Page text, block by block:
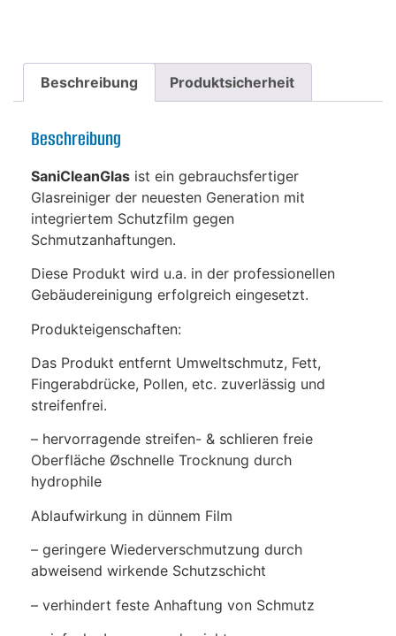
Beschreibung Produktsicherheit
Beschreibung
SaniCleanGlas ist ein gebrauchsfertiger
Glasreiniger der neuesten Generation mit
integriertem Schutzfilm gegen
Schmutzanhaftungen.
Diese Produkt wird u.a. in der professionellen
Gebäudereinigung erfolgreich eingesetzt.
Produkteigenschaften:
Das Produkt entfernt Umweltschmutz, Fett,
Fingerabdrücke, Pollen, etc. zuverlässig und
streifenfrei.
– hervorragende streifen- & schlieren freie
Oberfläche Øschnelle Trocknung durch
hydrophile
Ablaufwirkung in dünnem Film
– geringere Wiederverschmutzung durch
abweisend wirkende Schutzschicht
– verhindert feste Anhaftung von Schmutz